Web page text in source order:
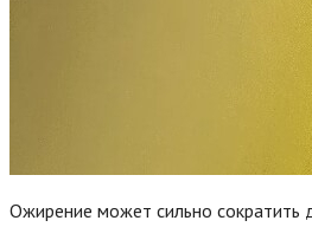
Ожирение может сильно сократить